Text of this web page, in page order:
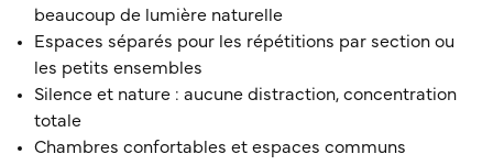
beaucoup de lumière naturelle
Espaces séparés pour les répétitions par section ou
les petits ensembles
Silence et nature : aucune distraction, concentration
totale
Chambres confortables et espaces communs